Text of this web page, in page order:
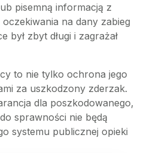
pisemną informacją z
na dany zabieg
był zbyt długi i zagrażał
to nie tylko ochrona jego
za uszkodzony zderzak.
dla poszkodowanego,
sprawności nie będą
systemu publicznej opieki